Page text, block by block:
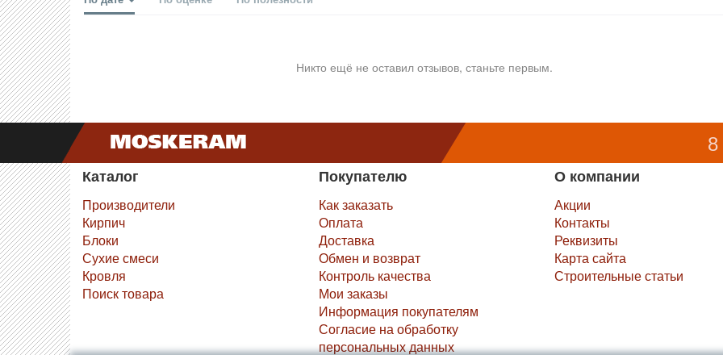
Никто ещё не оставил отзывов, станьте первым.
8
Каталог
Производители
Кирпич
Блоки
Сухие смеси
Кровля
Поиск товара
Покупателю
Как заказать
Оплата
Доставка
Обмен и возврат
Контроль качества
Мои заказы
Информация покупателям
Согласие на обработку
персональных данных
О компании
Акции
Контакты
Реквизиты
Карта сайта
Строительные статьи